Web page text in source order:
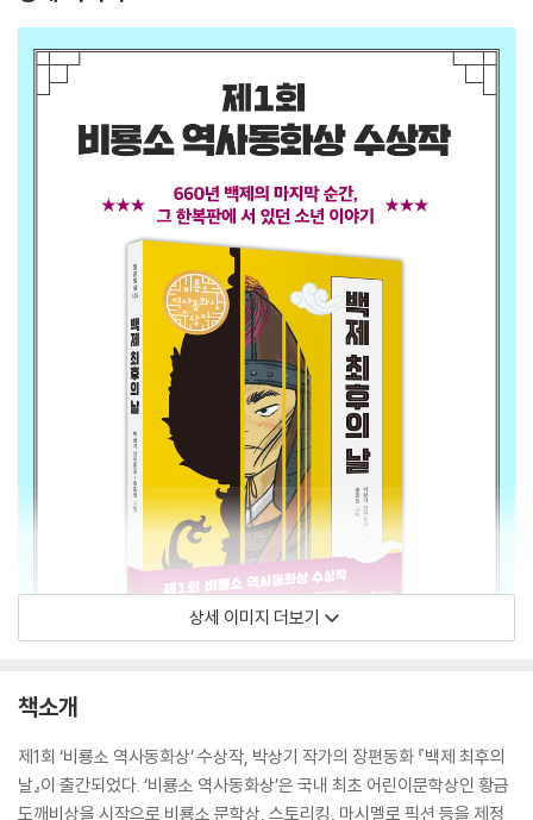
상세 이미지 더보기
책소개
제1회 ‘비룡소 역사동화상’ 수상작, 박상기 작가의 장편동화 『백제 최후의
날』이 출간되었다. ‘비룡소 역사동화상’은 국내 최초 어린이문학상인 황금
도깨비상을 시작으로 비룡소 문학상, 스토리킹, 마시멜로 픽션 등을 제정